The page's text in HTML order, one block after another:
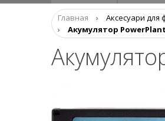
Главная › Аксесуари для
›
Акумулятор PowerPlant